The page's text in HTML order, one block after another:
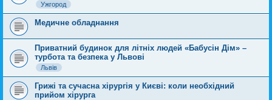
Ужгород
Медичне обладнання
Приватний будинок для літніх людей «Бабусін Дім» –
турбота та безпека у Львові
Львів
Грижі та сучасна хірургія у Києві: коли необхідний
прийом хірурга